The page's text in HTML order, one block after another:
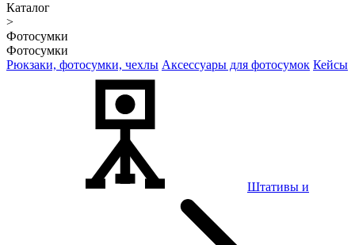
Каталог
>
Фотосумки
Фотосумки
Рюкзаки, фотосумки, чехлы Аксессуары для фотосумок Кейсы
Штативы и